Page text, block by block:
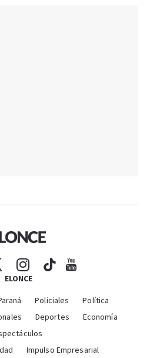
ELONCE
Policiales
Política
Deportes
Economía
Impulso Empresarial